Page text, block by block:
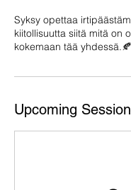
Syksy opettaa
kiitollisuutta siitä mitä on
kokemaan tää yhdessä.🍂
Upcoming